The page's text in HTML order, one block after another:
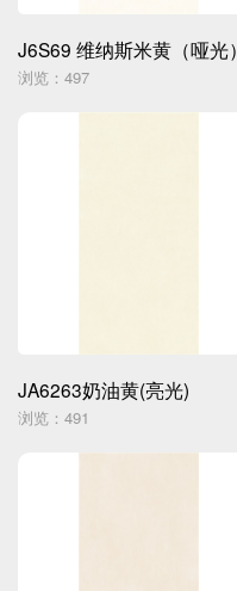
J6S69 维纳斯米黄（哑光）
浏览：497
JA6263奶油黄(亮光)
浏览：491